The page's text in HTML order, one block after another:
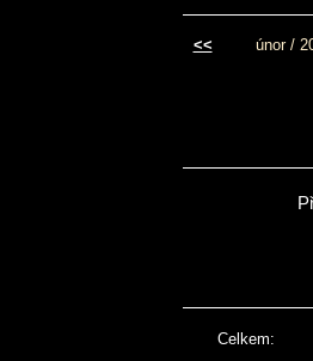
<< únor /
Celkem: